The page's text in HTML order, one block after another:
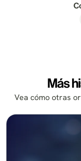
Más
Vea cómo otras